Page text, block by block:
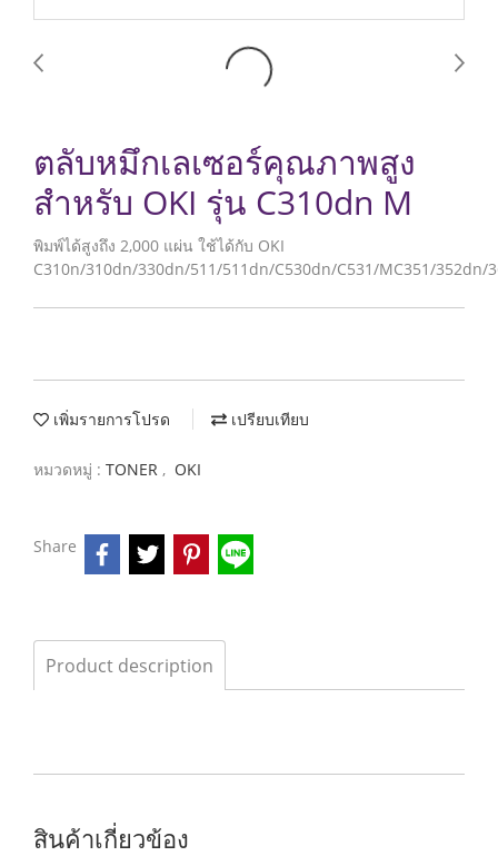
ตลับหมึกเลเซอร์คุณภาพสูง
สำหรับ OKI รุ่น C310dn M
พิมพ์ได้สูงถึง 2,000 แผ่น ใช้ได้กับ OKI
C310n/310dn/330dn/511/511dn/C530dn/C531/MC351/
เพิ่มรายการโปรด เปรียบเทียบ
หมวดหมู่ : TONER , OKI
Share
Product description
สินค้าเกี่ยวข้อง